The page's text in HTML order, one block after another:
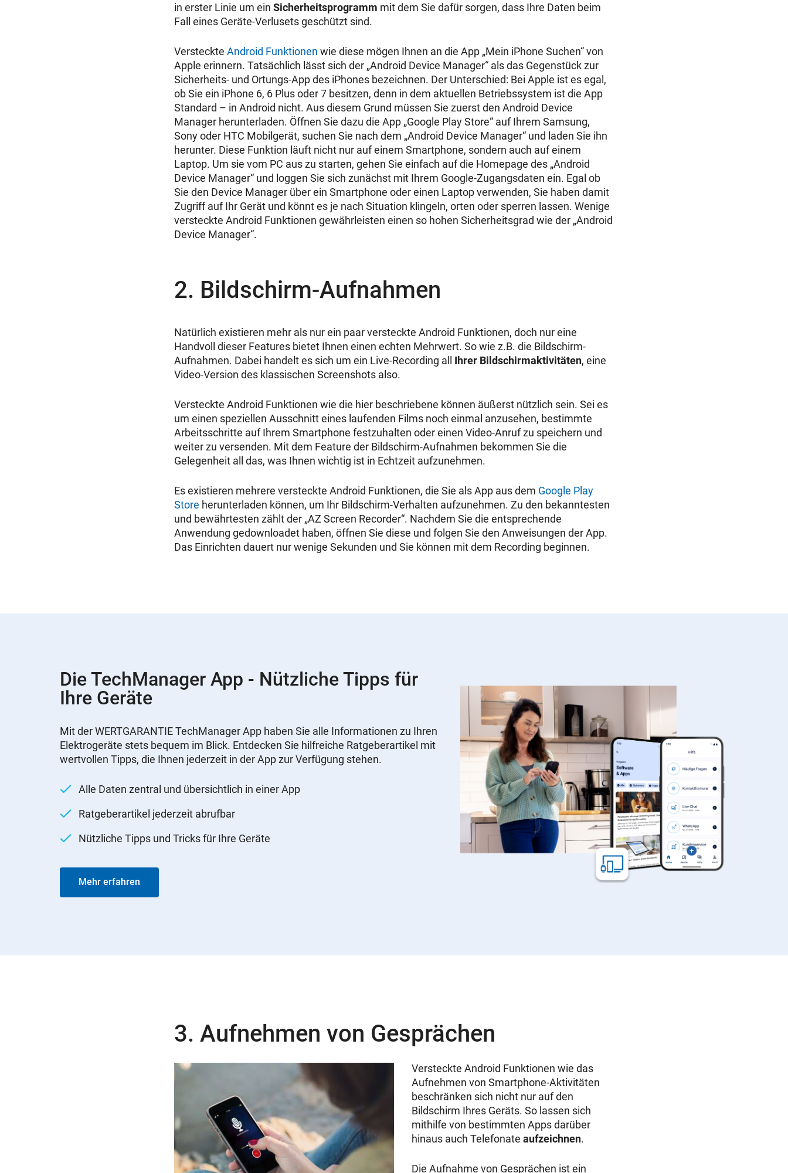
in erster Linie um ein Sicherheitsprogramm mit dem Sie dafür sorgen, dass Ihre Daten beim
Fall eines Geräte-Verlusets geschützt sind.
Versteckte Android Funktionen wie diese mögen Ihnen an die App „Mein iPhone Suchen“ von
Apple erinnern. Tatsächlich lässt sich der „Android Device Manager“ als das Gegenstück zur
Sicherheits- und Ortungs-App des iPhones bezeichnen. Der Unterschied: Bei Apple ist es egal,
ob Sie ein iPhone 6, 6 Plus oder 7 besitzen, denn in dem aktuellen Betriebssystem ist die App
Standard – in Android nicht. Aus diesem Grund müssen Sie zuerst den Android Device
Manager herunterladen. Öffnen Sie dazu die App „Google Play Store“ auf Ihrem Samsung,
Sony oder HTC Mobilgerät, suchen Sie nach dem „Android Device Manager“ und laden Sie ihn
herunter. Diese Funktion läuft nicht nur auf einem Smartphone, sondern auch auf einem
Laptop. Um sie vom PC aus zu starten, gehen Sie einfach auf die Homepage des „Android
Device Manager“ und loggen Sie sich zunächst mit Ihrem Google-Zugangsdaten ein. Egal ob
Sie den Device Manager über ein Smartphone oder einen Laptop verwenden, Sie haben damit
Zugriff auf Ihr Gerät und könnt es je nach Situation klingeln, orten oder sperren lassen. Wenige
versteckte Android Funktionen gewährleisten einen so hohen Sicherheitsgrad wie der „Android
Device Manager“.
2. Bildschirm-Aufnahmen
Natürlich existieren mehr als nur ein paar versteckte Android Funktionen, doch nur eine
Handvoll dieser Features bietet Ihnen einen echten Mehrwert. So wie z.B. die Bildschirm-
Aufnahmen. Dabei handelt es sich um ein Live-Recording all Ihrer Bildschirmaktivitäten, eine
Video-Version des klassischen Screenshots also.
Versteckte Android Funktionen wie die hier beschriebene können äußerst nützlich sein. Sei es
um einen speziellen Ausschnitt eines laufenden Films noch einmal anzusehen, bestimmte
Arbeitsschritte auf Ihrem Smartphone festzuhalten oder einen Video-Anruf zu speichern und
weiter zu versenden. Mit dem Feature der Bildschirm-Aufnahmen bekommen Sie die
Gelegenheit all das, was Ihnen wichtig ist in Echtzeit aufzunehmen.
Es existieren mehrere versteckte Android Funktionen, die Sie als App aus dem Google Play
Store herunterladen können, um Ihr Bildschirm-Verhalten aufzunehmen. Zu den bekanntesten
und bewährtesten zählt der „AZ Screen Recorder“. Nachdem Sie die entsprechende
Anwendung gedownloadet haben, öffnen Sie diese und folgen Sie den Anweisungen der App.
Das Einrichten dauert nur wenige Sekunden und Sie können mit dem Recording beginnen.
Die TechManager App - Nützliche Tipps für
Ihre Geräte
Mit der WERTGARANTIE TechManager App haben Sie alle Informationen zu Ihren
Elektrogeräte stets bequem im Blick. Entdecken Sie hilfreiche Ratgeberartikel mit
wertvollen Tipps, die Ihnen jederzeit in der App zur Verfügung stehen.
Alle Daten zentral und übersichtlich in einer App
Ratgeberartikel jederzeit abrufbar
Nützliche Tipps und Tricks für Ihre Geräte
Mehr erfahren
3. Aufnehmen von Gesprächen
Versteckte Android Funktionen wie das
Aufnehmen von Smartphone-Aktivitäten
beschränken sich nicht nur auf den
Bildschirm Ihres Geräts. So lassen sich
mithilfe von bestimmten Apps darüber
hinaus auch Telefonate aufzeichnen.
Die Aufnahme von Gesprächen ist ein